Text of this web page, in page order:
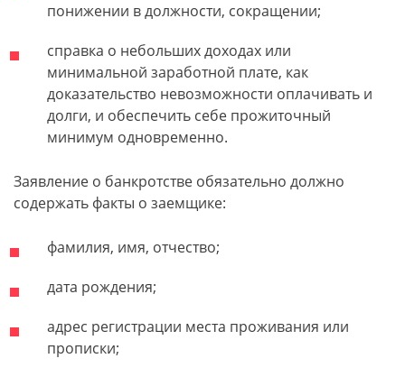
понижении в должности, сокращении;
справка о небольших доходах или
минимальной заработной плате, как
доказательство невозможности оплачивать и
долги, и обеспечить себе прожиточный
минимум одновременно.
Заявление о банкротстве обязательно должно
содержать факты о заемщике:
фамилия, имя, отчество;
дата рождения;
адрес регистрации места проживания или
прописки;